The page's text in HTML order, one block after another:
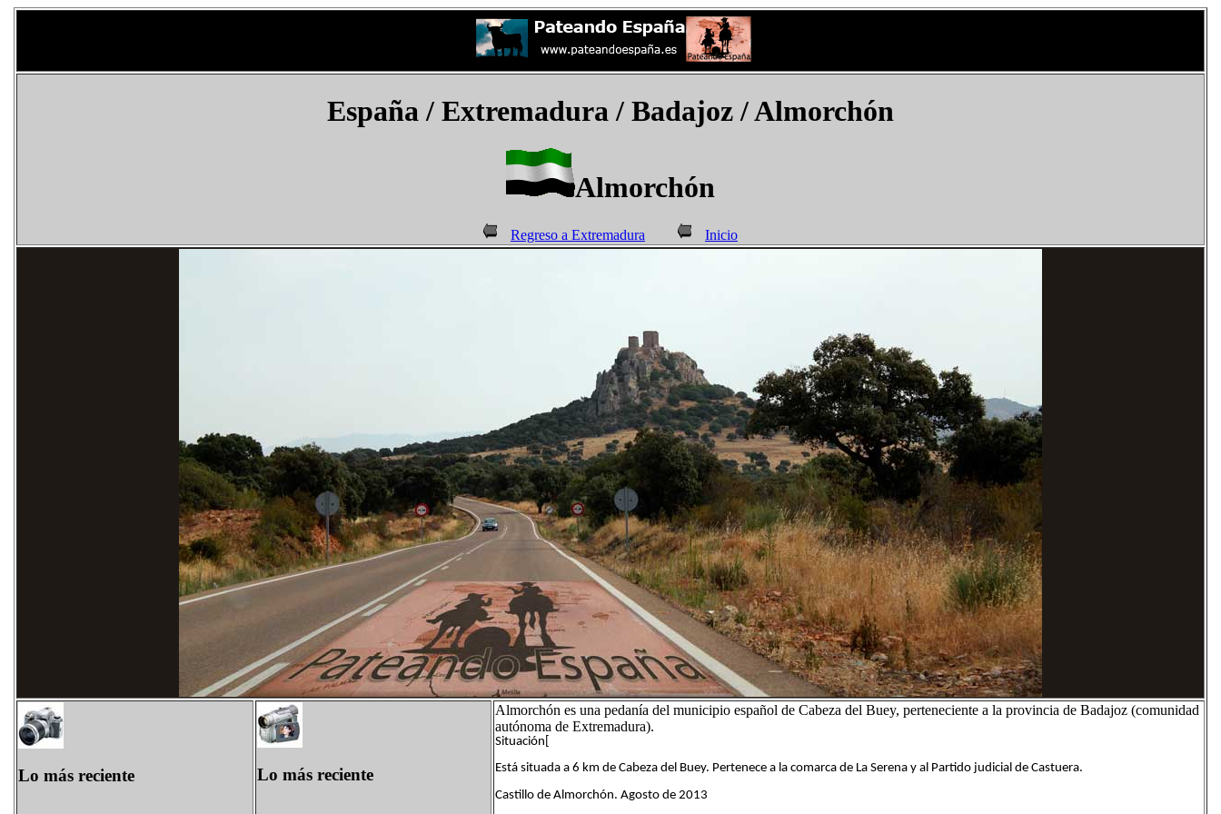
España/ Extremadura / Badajoz / Almorchón
Almorchón
Regreso a Extremadura Inicio
Lo más reciente Lo más reciente
Almorchón es una pedanía del municipio español de Cabeza del Buey, perteneciente a la provincia de Badajoz (comunidad
autónoma de Extremadura).
Situación[
Está situada a 6 km de Cabeza del Buey. Pertenece a la comarca de La Serena y al Partido judicial de Castuera.
Castillo de Almorchón. Agosto de 2013